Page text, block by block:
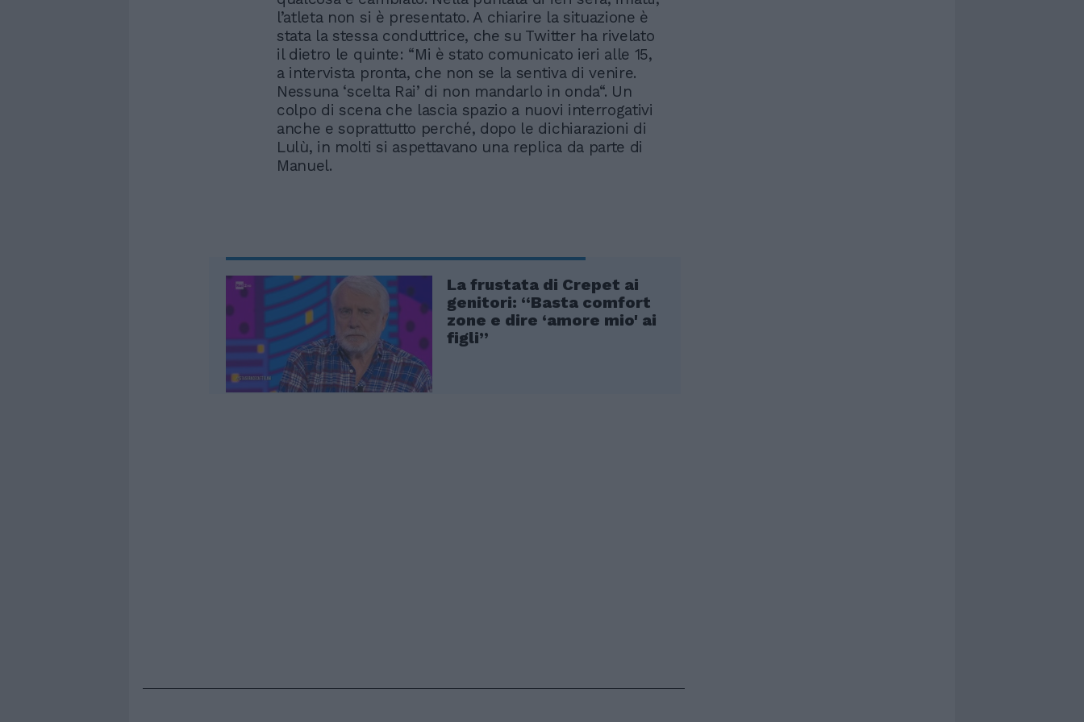
l’atleta non si è presentato. A chiarire la situazione è
stata la stessa conduttrice, che su Twitter ha rivelato
il dietro le quinte: “Mi è stato comunicato ieri alle 15,
a intervista pronta, che non se la sentiva di venire.
Nessuna ‘scelta Rai’ di non mandarlo in onda“. Un
colpo di scena che lascia spazio a nuovi interrogativi
anche e soprattutto perché, dopo le dichiarazioni di
Lulù, in molti si aspettavano una replica da parte di
Manuel.
La frustata di Crepet ai
genitori: “Basta comfort
zone e dire ‘amore mio' ai
figli”